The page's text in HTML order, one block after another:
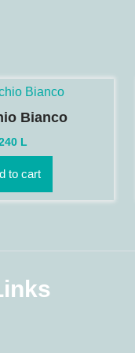
Bianco
L
to cart